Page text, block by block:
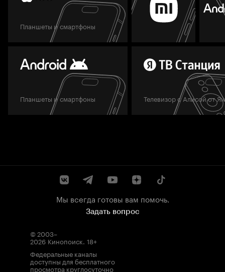
Планшеты и смартфоны
Планшеты и смартфоны Телевизор с Алисой от
Мы всегда готовы вам помочь.
Задать вопрос
© 2003–
2026 Кинопоиск. 18+
Федеральные каналы
доступны для бесплатного
просмотра круглосуточно